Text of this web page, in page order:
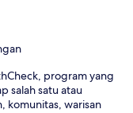
program yang
salah satu atau
komunitas, warisan